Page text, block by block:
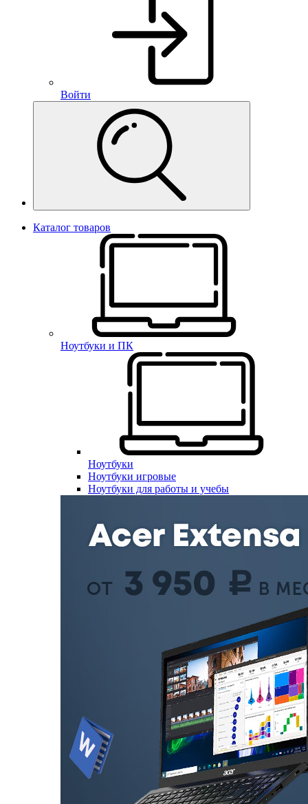
Войти
Каталог товаров
Ноутбуки и ПК
Ноутбуки
Ноутбуки игровые
Ноутбуки для работы и учебы